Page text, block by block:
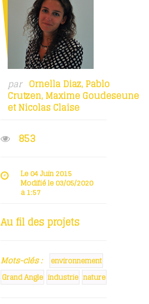
par Ornella Diaz,Pablo
Crutzen,Maxime Goudeseune
etNicolas Claise
853
Le 04 Juin 2015
Modifié le 03/05/2020
à 1:57
Au fil des projets
Mots-clés :
environnement
Grand Angle industrie nature